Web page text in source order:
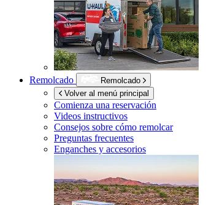
Remolcado
Remolcado
Volver al menú principal
Comienza una reservación
Videos instructivos
Consejos sobre cómo remolcar
Preguntas frecuentes
Enganches y accesorios